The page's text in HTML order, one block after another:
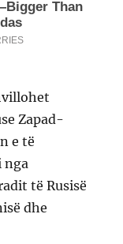
Zapad-
e të
nga
të Rusisë
dhe